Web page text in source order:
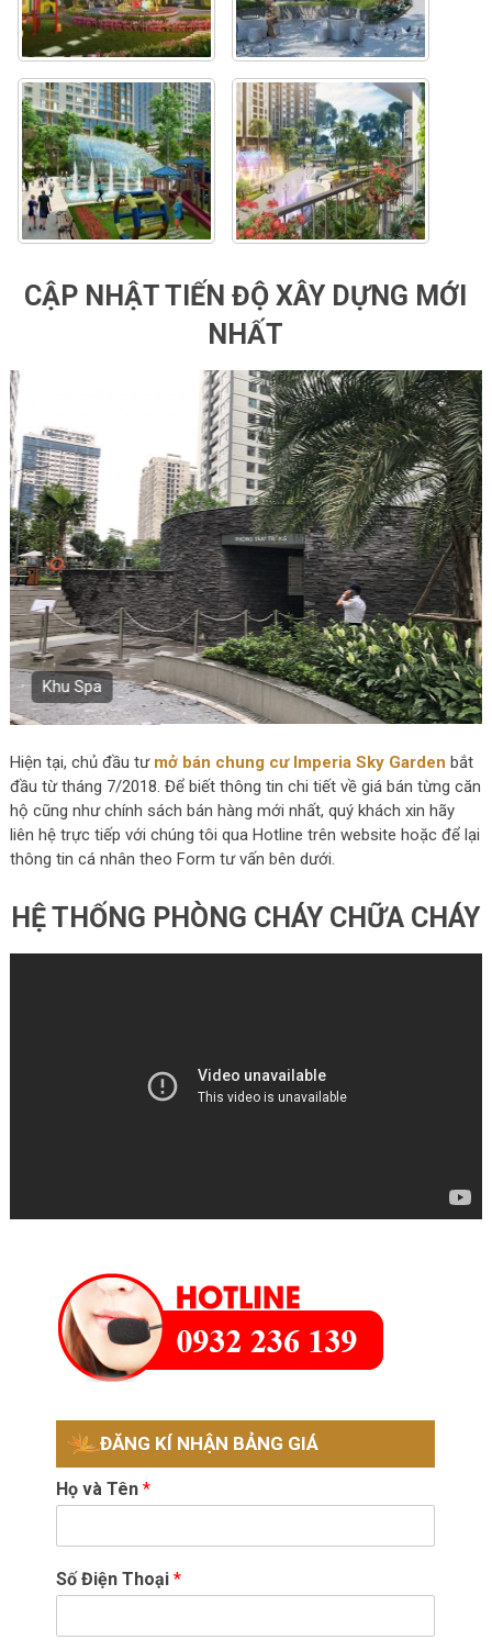
CẬP NHẬT TIẾN ĐỘ XÂY DỰNG MỚI
NHẤT
Bể bơi ngoài trời
Hiện tại, chủ đầu tư mở bán chung cư Imperia Sky Garden bắt
đầu từ tháng 7/2018. Để biết thông tin chi tiết về giá bán từng căn
hộ cũng như chính sách bán hàng mới nhất, quý khách xin hãy
liên hệ trực tiếp với chúng tôi qua Hotline trên website hoặc để lại
thông tin cá nhân theo Form tư vấn bên dưới.
HỆ THỐNG PHÒNG CHÁY CHỮA CHÁY
ĐĂNG KÍ NHẬN BẢNG GIÁ
Họ và Tên*
Số Điện Thoại*